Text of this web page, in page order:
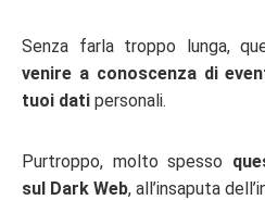
Senza farla troppo lunga,
venire a conoscenza di
tuoi dati personali.
Purtroppo, molto spesso
sul Dark Web, all’insaputa